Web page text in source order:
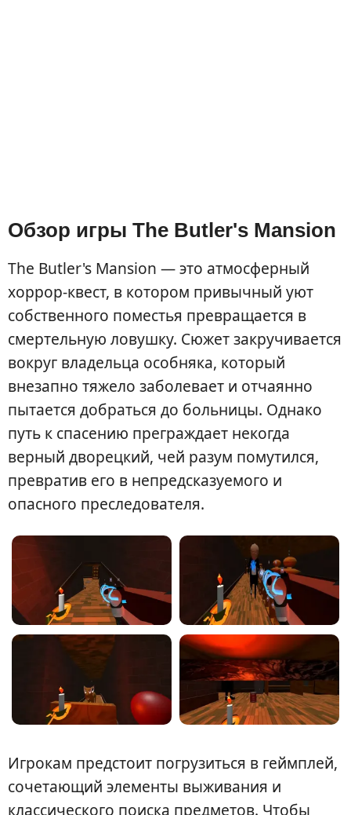
Обзор игры The Butler's Mansion
The Butler's Mansion — это атмосферный
хоррор-квест, в котором привычный уют
собственного поместья превращается в
смертельную ловушку. Сюжет закручивается
вокруг владельца особняка, который
внезапно тяжело заболевает и отчаянно
пытается добраться до больницы. Однако
путь к спасению преграждает некогда
верный дворецкий, чей разум помутился,
превратив его в непредсказуемого и
опасного преследователя.
Игрокам предстоит погрузиться в геймплей,
сочетающий элементы выживания и
классического поиска предметов. Чтобы